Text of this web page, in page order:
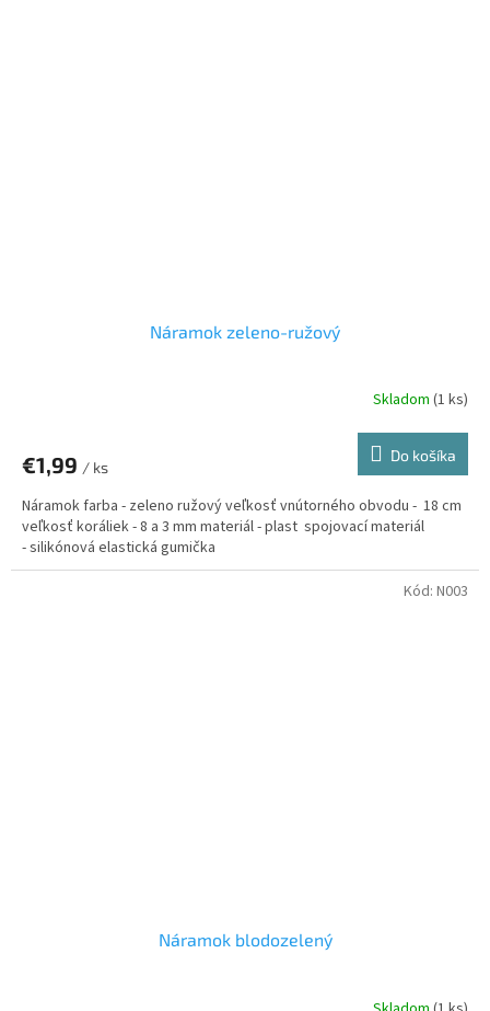
Náramok zeleno-ružový
Skladom (1 ks)
€1,99 / ks
Do košíka
Náramok farba - zeleno ružový veľkosť vnútorného obvodu - 18 cm
veľkosť koráliek - 8 a 3 mm materiál - plast spojovací materiál
- silikónová elastická gumička
Náramok blodozelený
Kód: N003